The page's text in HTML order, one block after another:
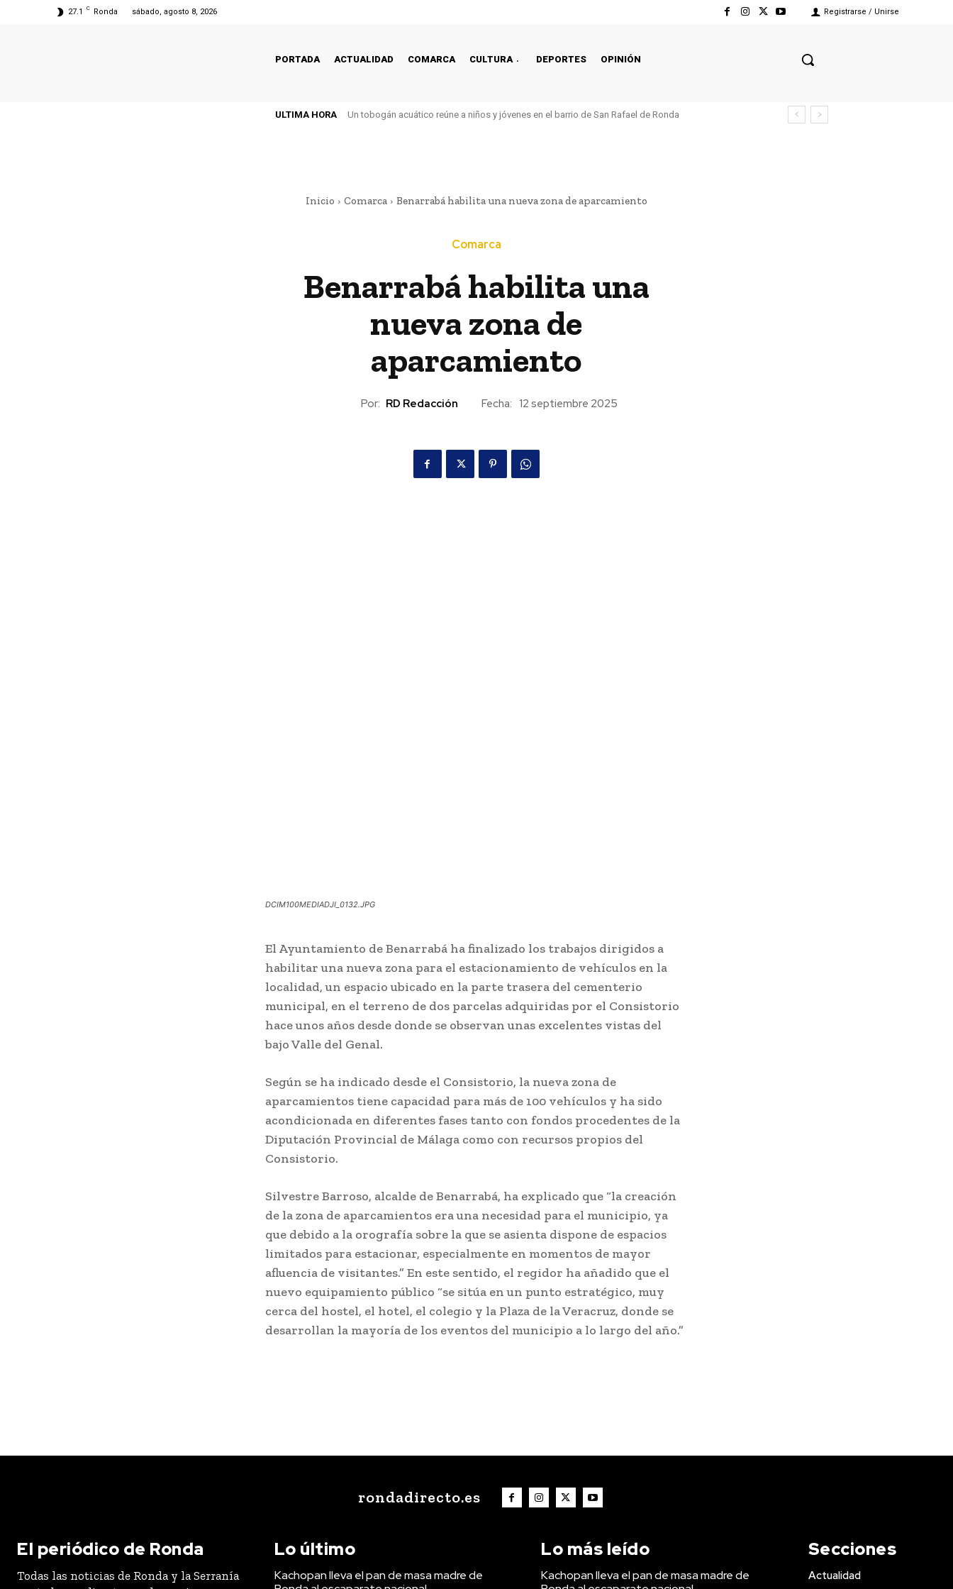
27.1 C Ronda sábado, agosto 8, 2026 Registrarse / Unirse
PORTADA ACTUALIDAD COMARCA CULTURA DEPORTES OPINIÓN
ULTIMA HORA Un tobogán acuático reúne a niños y jóvenes en el barrio de San Rafael de Ronda
Inicio Comarca Benarrabá habilita una nueva zona de aparcamiento
Comarca
Benarrabá habilita una
nueva zona de
aparcamiento
Por: RD Redacción Fecha: 12 septiembre 2025
DCIM100MEDIADJI_0132.JPG
El Ayuntamiento de Benarrabá ha finalizado los trabajos dirigidos a
habilitar una nueva zona para el estacionamiento de vehículos en la
localidad, un espacio ubicado en la parte trasera del cementerio
municipal, en el terreno de dos parcelas adquiridas por el Consistorio
hace unos años desde donde se observan unas excelentes vistas del
bajo Valle del Genal.
Según se ha indicado desde el Consistorio, la nueva zona de
aparcamientos tiene capacidad para más de 100 vehículos y ha sido
acondicionada en diferentes fases tanto con fondos procedentes de la
Diputación Provincial de Málaga como con recursos propios del
Consistorio.
Silvestre Barroso, alcalde de Benarrabá, ha explicado que “la creación
de la zona de aparcamientos era una necesidad para el municipio, ya
que debido a la orografía sobre la que se asienta dispone de espacios
limitados para estacionar, especialmente en momentos de mayor
afluencia de visitantes.” En este sentido, el regidor ha añadido que el
nuevo equipamiento público “se sitúa en un punto estratégico, muy
cerca del hostel, el hotel, el colegio y la Plaza de la Veracruz, donde se
desarrollan la mayoría de los eventos del municipio a lo largo del año.”
rondadirecto.es
El periódico de Ronda
Todas las noticias de Ronda y la Serranía
Lo último
Kachopan lleva el pan de masa madre de
Lo más leído
Kachopan lleva el pan de masa madre de
Secciones
Actualidad